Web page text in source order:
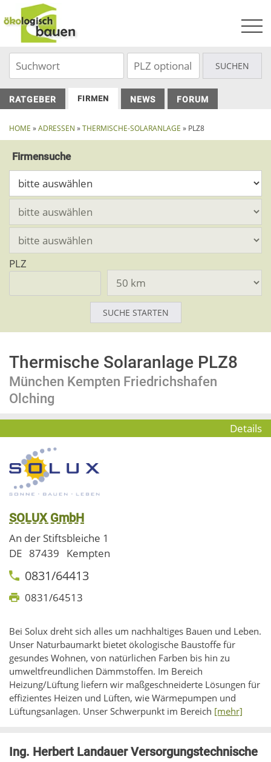
to
content
RATGEBER FIRMEN NEWS FORUM
HOME »ADRESSEN »THERMISCHE-SOLARANLAGE » PLZ8
Firmensuche
PLZ
Thermische Solaranlage PLZ8
München Kempten Friedrichshafen
Olching
Details
SOLUX GmbH
An der Stiftsbleiche 1
DE 87439 Kempten
0831/64413
0831/64513
Bei Solux dreht sich alles um nachhaltiges Bauen und Leben.
Unser Naturbaumarkt bietet ökologische Baustoffe für
gesundes Wohnen, von natürlichen Farben bis hin zu
umweltfreundlichen Dämmstoffen. Im Bereich
Heizung/Lüftung liefern wir maßgeschneiderte Lösungen für
effizientes Heizen und Lüften, wie Wärmepumpen und
Lüftungsanlagen. Unser Schwerpunkt im Bereich [mehr]
Ing. Herbert Landauer Versorgungstechnische